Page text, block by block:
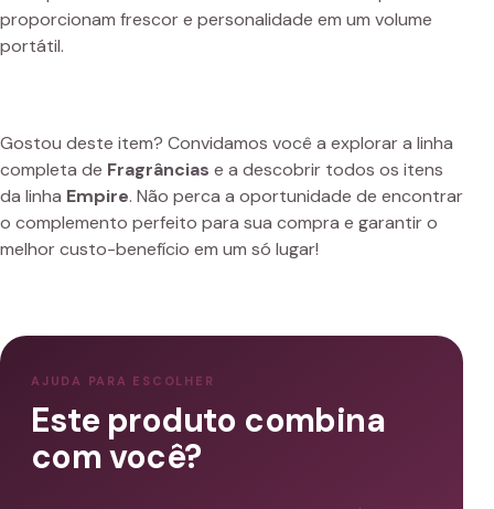
proporcionam frescor e personalidade em um volume
portátil.
Gostou deste item? Convidamos você a explorar a linha
completa de Fragrâncias e a descobrir todos os itens
da linha Empire. Não perca a oportunidade de encontrar
o complemento perfeito para sua compra e garantir o
melhor custo-benefício em um só lugar!
AJUDA PARA ESCOLHER
Este produto combina
com você?